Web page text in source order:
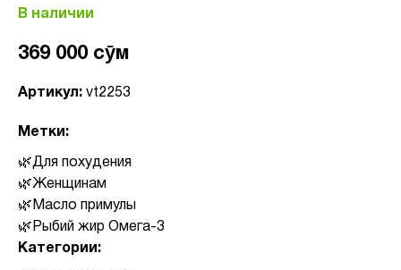
В наличии
369 000 сӯм
Артикул: vt2253
Метки:
Для похудения
Женщинам
Масло примулы
Рыбий жир Омега-3
Категории: